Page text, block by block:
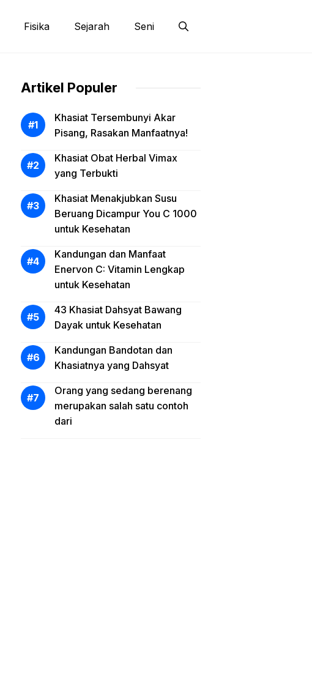
Fisika Sejarah Seni
Artikel Populer
Khasiat Tersembunyi Akar
Pisang, Rasakan Manfaatnya!
Khasiat Obat Herbal Vimax
yang Terbukti
Khasiat Menakjubkan Susu
Beruang Dicampur You C 1000
untuk Kesehatan
Kandungan dan Manfaat
Enervon C: Vitamin Lengkap
untuk Kesehatan
43 Khasiat Dahsyat Bawang
Dayak untuk Kesehatan
Kandungan Bandotan dan
Khasiatnya yang Dahsyat
Orang yang sedang berenang
merupakan salah satu contoh
dari